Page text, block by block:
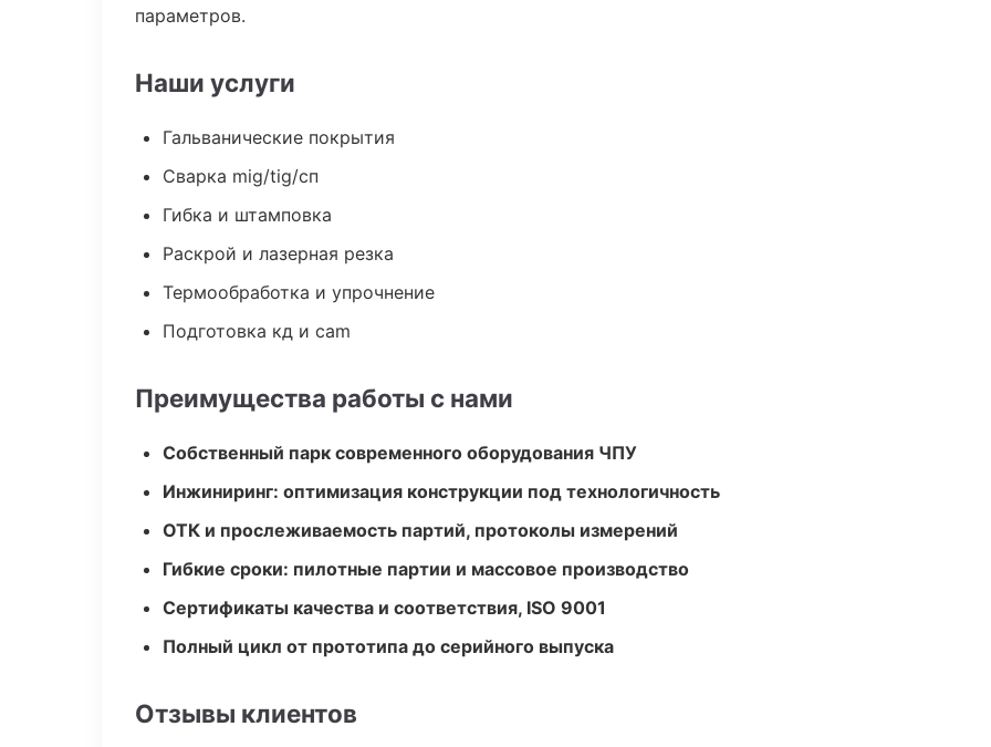
параметров.
Наши услуги
Гальванические покрытия
Сварка mig/tig/сп
Гибка и штамповка
Раскрой и лазерная резка
Термообработка и упрочнение
Подготовка кд и cam
Преимущества работы с нами
Собственный парк современного оборудования ЧПУ
Инжиниринг: оптимизация конструкции под технологичность
ОТК и прослеживаемость партий, протоколы измерений
Гибкие сроки: пилотные партии и массовое производство
Сертификаты качества и соответствия, ISO 9001
Полный цикл от прототипа до серийного выпуска
Отзывы клиентов